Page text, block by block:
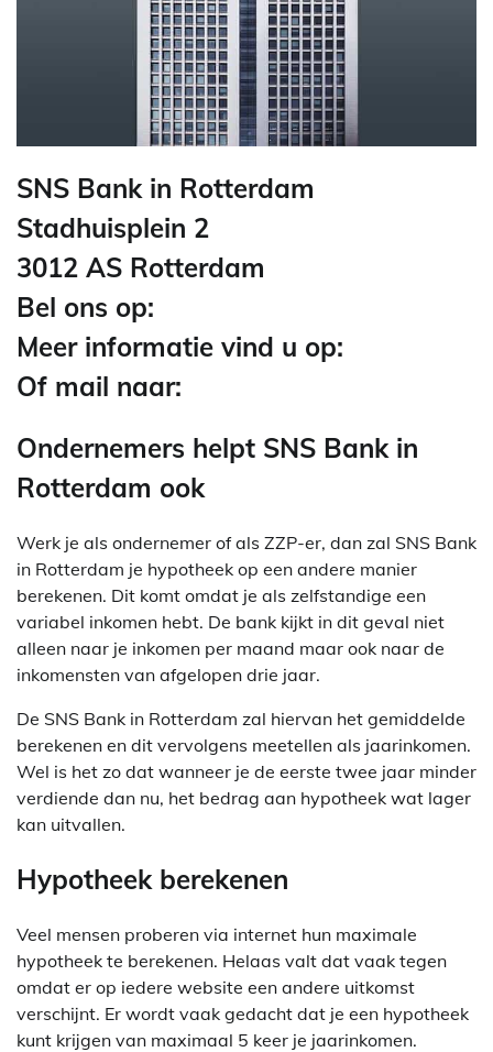
SNS Bank in Rotterdam
Stadhuisplein 2
3012 AS Rotterdam
Bel ons op:
Meer informatie vind u op:
Of mail naar:
Ondernemers helpt SNS Bank in
Rotterdam ook
Werk je als ondernemer of als ZZP-er, dan zal SNS Bank
in Rotterdam je hypotheek op een andere manier
berekenen. Dit komt omdat je als zelfstandige een
variabel inkomen hebt. De bank kijkt in dit geval niet
alleen naar je inkomen per maand maar ook naar de
inkomensten van afgelopen drie jaar.
De SNS Bank in Rotterdam zal hiervan het gemiddelde
berekenen en dit vervolgens meetellen als jaarinkomen.
Wel is het zo dat wanneer je de eerste twee jaar minder
verdiende dan nu, het bedrag aan hypotheek wat lager
kan uitvallen.
Hypotheek berekenen
Veel mensen proberen via internet hun maximale
hypotheek te berekenen. Helaas valt dat vaak tegen
omdat er op iedere website een andere uitkomst
verschijnt. Er wordt vaak gedacht dat je een hypotheek
kunt krijgen van maximaal 5 keer je jaarinkomen.